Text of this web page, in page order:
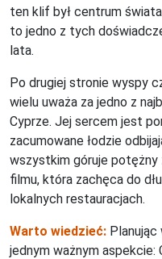
ten klif był centrum
to jedno z tych
lata.
Po drugiej stronie wyspy
wielu uważa za jedno z
Cyprze. Jej sercem jest
zacumowane łodzie
wszystkim góruje potężny
filmu, która zachęca do
lokalnych restauracjach.
Warto wiedzieć: Planując
jednym ważnym aspekcie: